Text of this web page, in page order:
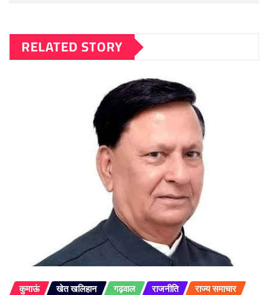
RELATED STORY
कुमाऊं खेत खलिहान गढ़वाल राजनीति राज्य समाचार